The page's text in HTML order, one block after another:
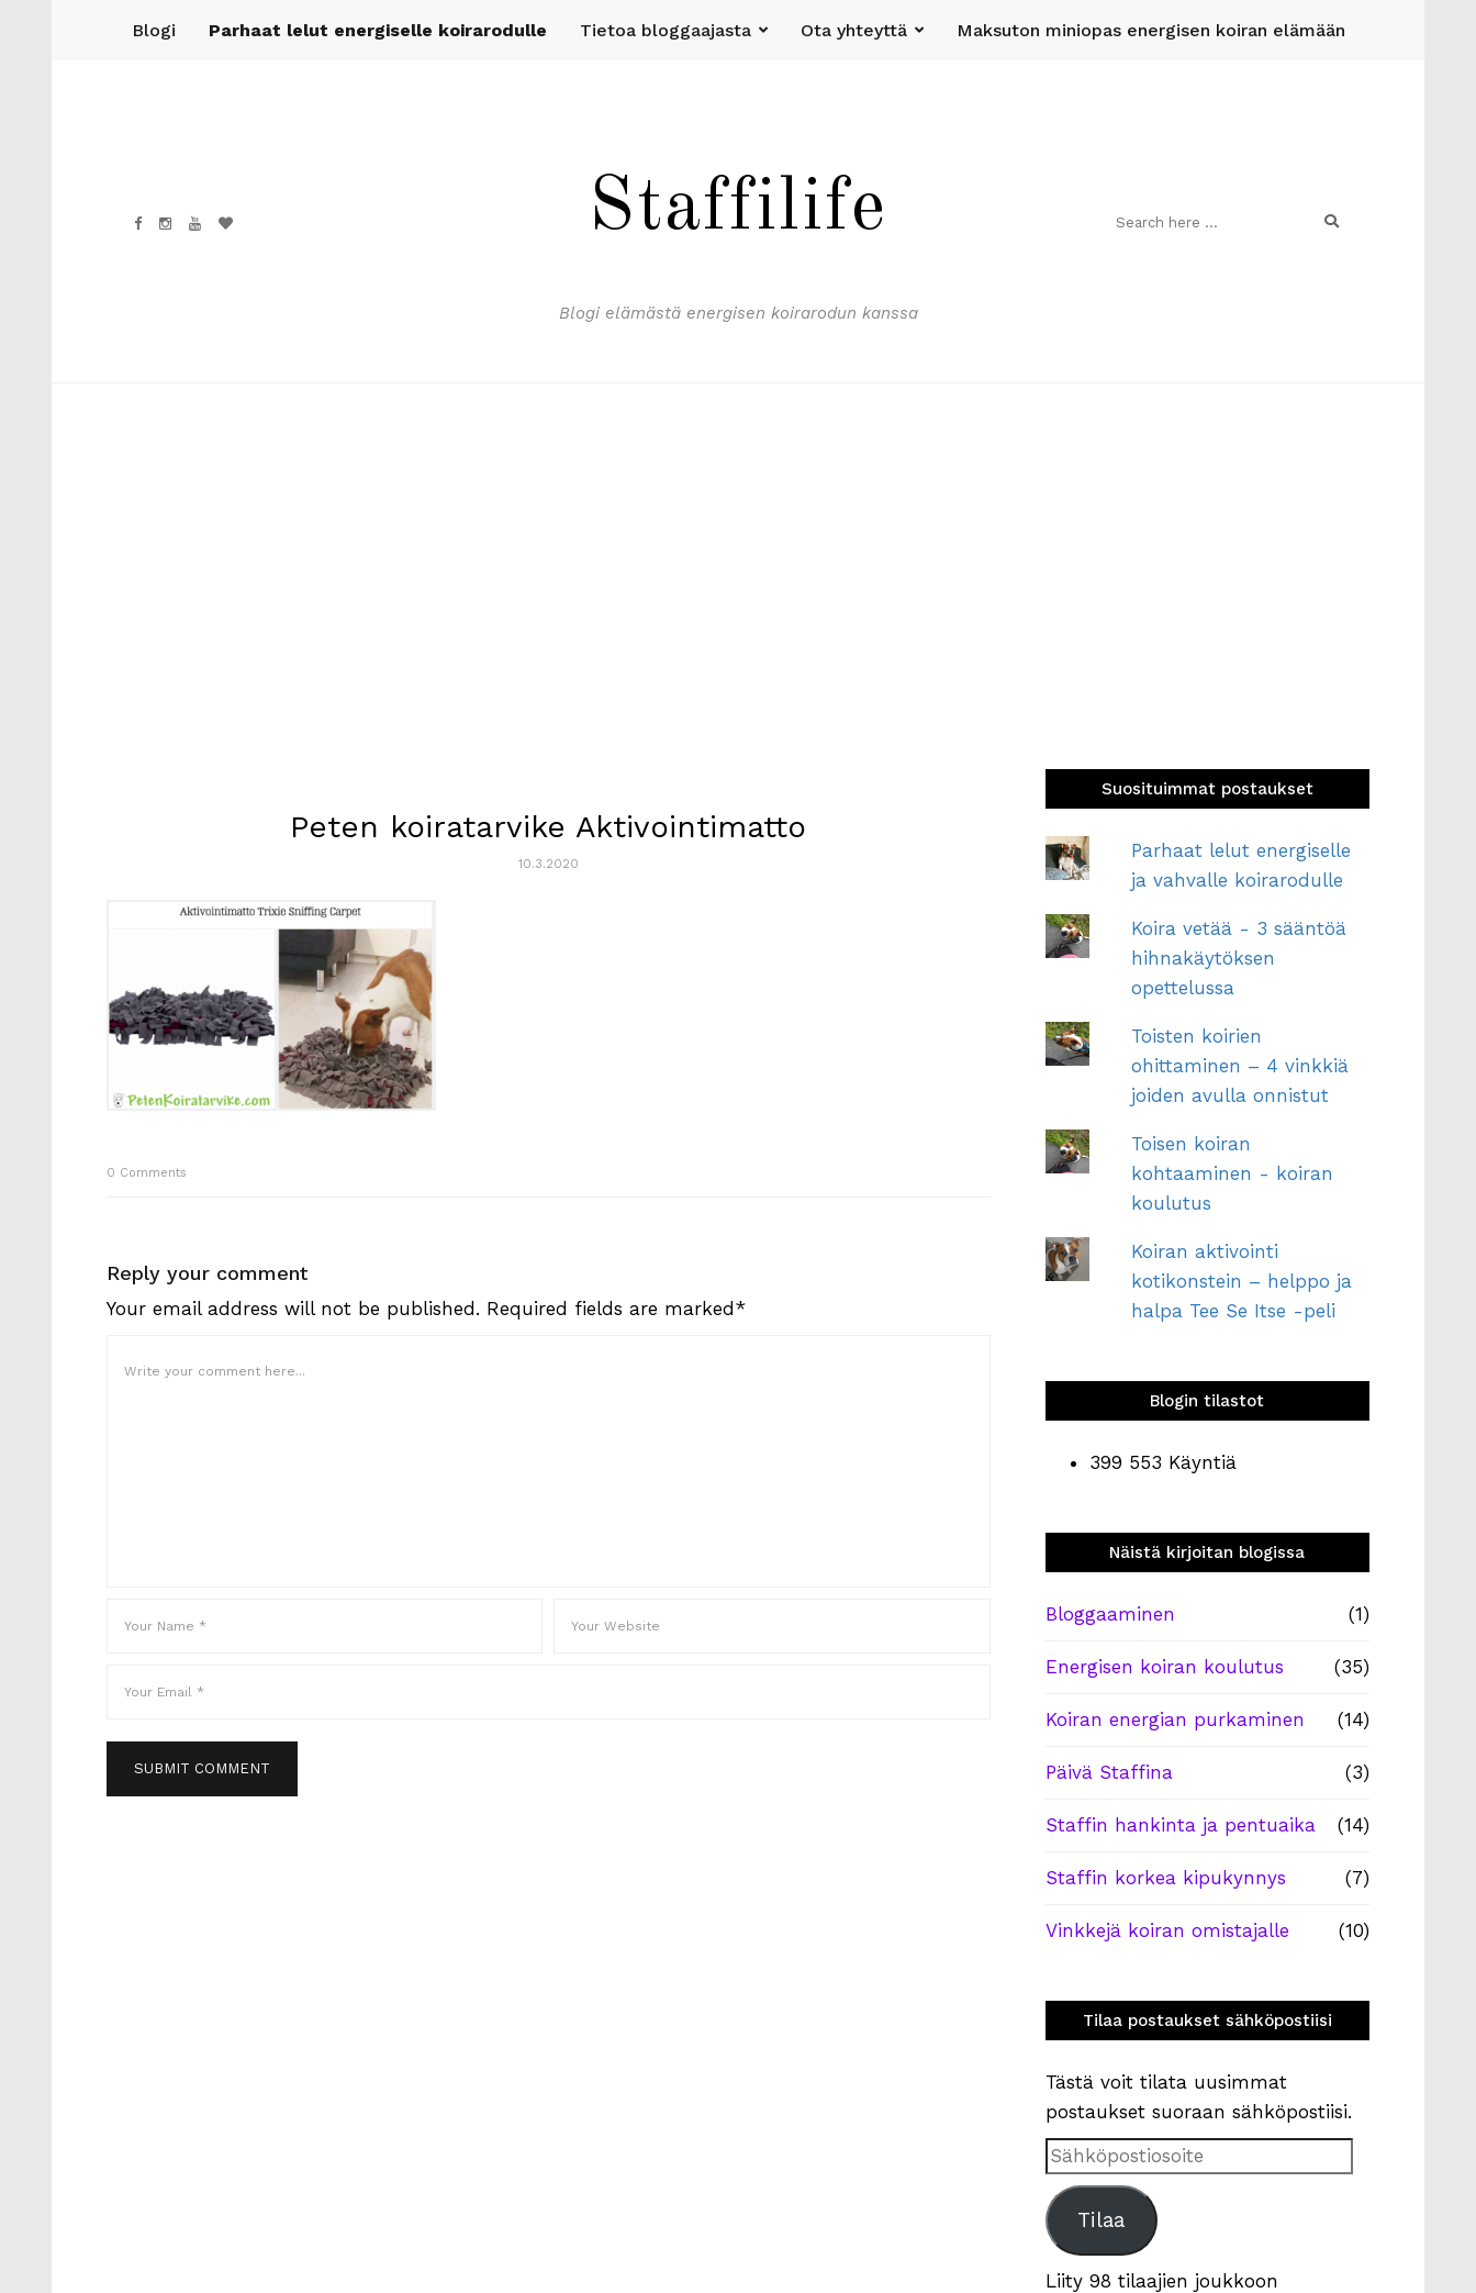
Blogi Parhaat lelut energiselle koirarodulle Tietoa bloggaajasta Ota yhteyttä Maksuton miniopas energisen koiran elämään
Staffilife
Blogi elämästä energisen koirarodun kanssa
Peten koiratarvike Aktivointimatto
10.3.2020
0 Comments
Reply your comment
Your email address will not be published. Required fields are marked*
Suosituimmat postaukset
Parhaat lelut energiselle
ja vahvalle koirarodulle
Koira vetää - 3 sääntöä
hihnakäytöksen
opettelussa
Toisten koirien
ohittaminen – 4 vinkkiä
joiden avulla onnistut
Toisen koiran
kohtaaminen - koiran
koulutus
Koiran aktivointi
kotikonstein – helppo ja
halpa Tee Se Itse -peli
Blogin tilastot
399 553 Käyntiä
Näistä kirjoitan blogissa
Bloggaaminen (1)
Energisen koiran koulutus (35)
Koiran energian purkaminen (14)
Päivä Staffina (3)
Staffin hankinta ja pentuaika (14)
Staffin korkea kipukynnys (7)
Vinkkejä koiran omistajalle (10)
Tilaa postaukset sähköpostiisi
Tästä voit tilata uusimmat
postaukset suoraan sähköpostiisi.
Sähköpostiosoite
Tilaa
Liity 98 tilaajien joukkoon